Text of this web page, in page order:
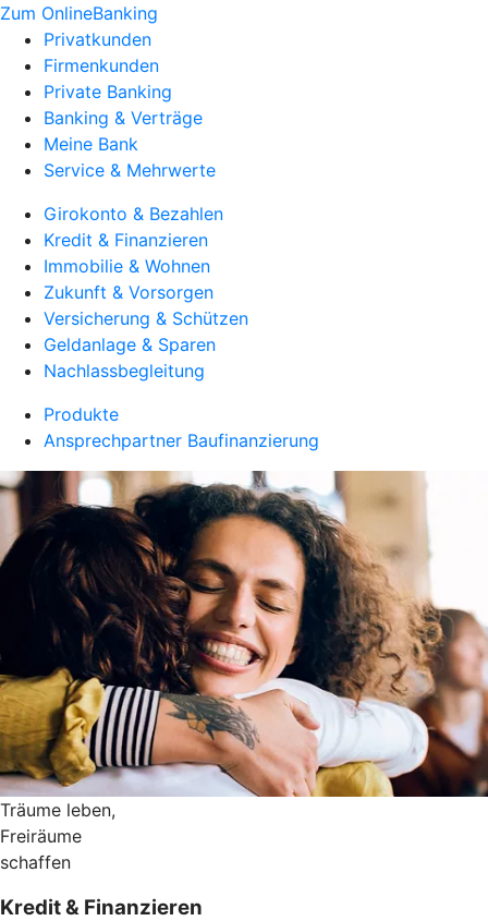
Zum OnlineBanking
Privatkunden
Firmenkunden
Private Banking
Banking & Verträge
Meine Bank
Service & Mehrwerte
Girokonto & Bezahlen
Kredit & Finanzieren
Immobilie & Wohnen
Zukunft & Vorsorgen
Versicherung & Schützen
Geldanlage & Sparen
Nachlassbegleitung
Produkte
Ansprechpartner Baufinanzierung
Träume leben,
Freiräume
schaffen
Kredit & Finanzieren